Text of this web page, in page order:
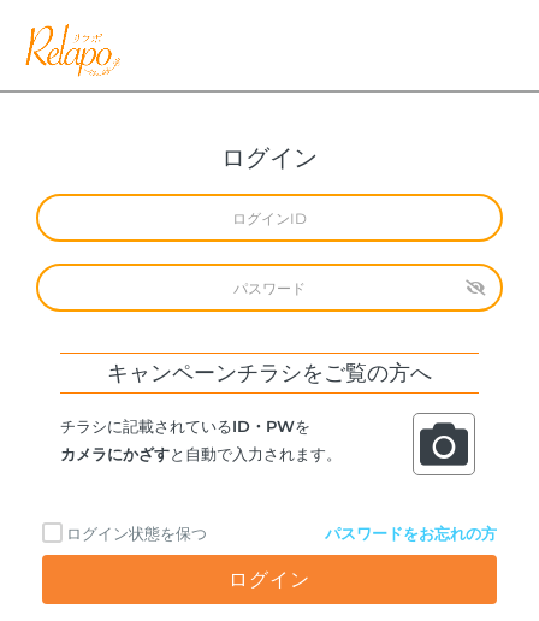
ログイン
キャンペーンチラシをご覧の方へ
チラシに記載されているID・PWを
カメラにかざすと自動で入力されます。
ログイン状態を保つ パスワードをお忘れの方